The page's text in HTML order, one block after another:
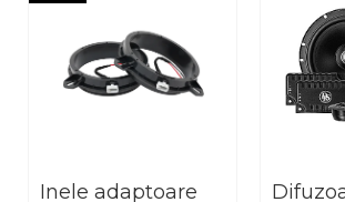
Inele adaptoare